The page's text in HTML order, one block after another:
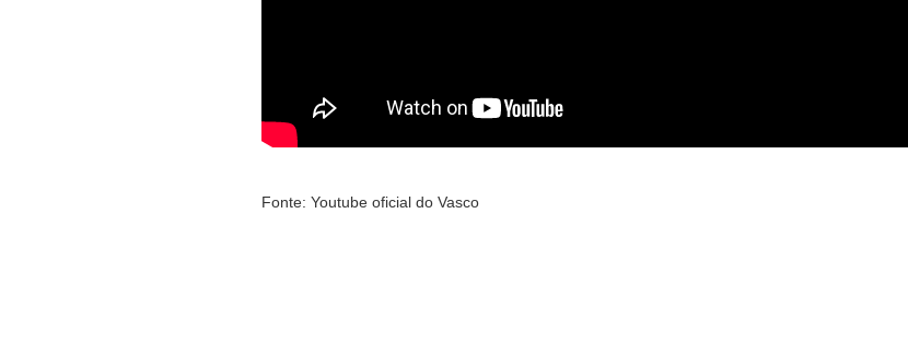
Fonte: Youtube oficial do Vasco